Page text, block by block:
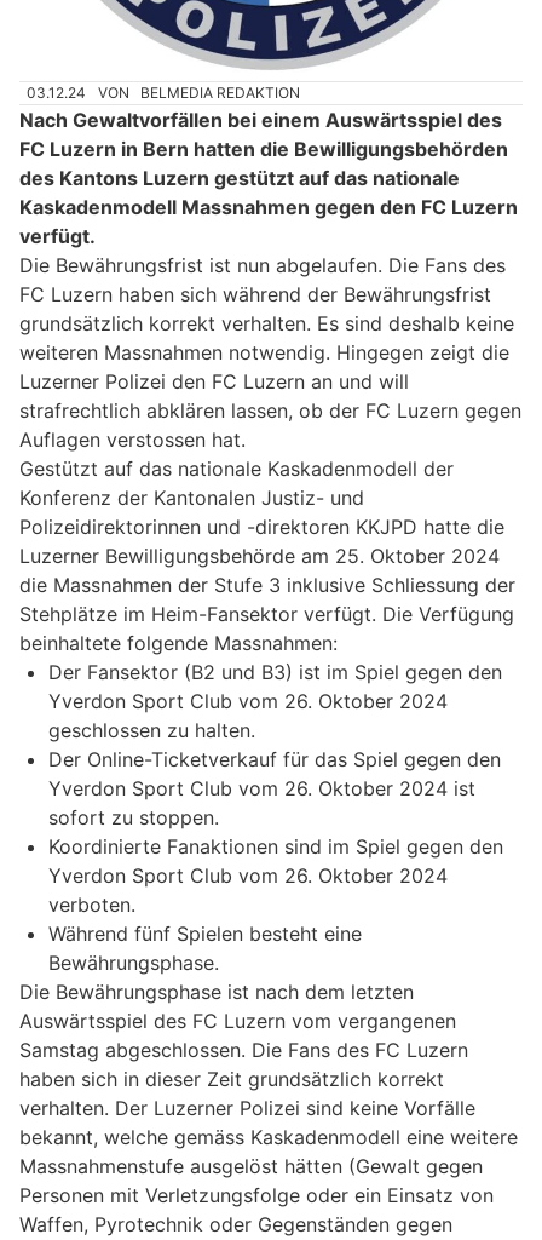
03.12.24 VON BELMEDIA REDAKTION
Nach Gewaltvorfällen bei einem Auswärtsspiel des
FC Luzern in Bern hatten die Bewilligungsbehörden
des Kantons Luzern gestützt auf das nationale
Kaskadenmodell Massnahmen gegen den FC Luzern
verfügt.
Die Bewährungsfrist ist nun abgelaufen. Die Fans des
FC Luzern haben sich während der Bewährungsfrist
grundsätzlich korrekt verhalten. Es sind deshalb keine
weiteren Massnahmen notwendig. Hingegen zeigt die
Luzerner Polizei den FC Luzern an und will
strafrechtlich abklären lassen, ob der FC Luzern gegen
Auflagen verstossen hat.
Gestützt auf das nationale Kaskadenmodell der
Konferenz der Kantonalen Justiz- und
Polizeidirektorinnen und -direktoren KKJPD hatte die
Luzerner Bewilligungsbehörde am 25. Oktober 2024
die Massnahmen der Stufe 3 inklusive Schliessung der
Stehplätze im Heim-Fansektor verfügt. Die Verfügung
beinhaltete folgende Massnahmen:
Der Fansektor (B2 und B3) ist im Spiel gegen den
Yverdon Sport Club vom 26. Oktober 2024
geschlossen zu halten.
Der Online-Ticketverkauf für das Spiel gegen den
Yverdon Sport Club vom 26. Oktober 2024 ist
sofort zu stoppen.
Koordinierte Fanaktionen sind im Spiel gegen den
Yverdon Sport Club vom 26. Oktober 2024
verboten.
Während fünf Spielen besteht eine
Bewährungsphase.
Die Bewährungsphase ist nach dem letzten
Auswärtsspiel des FC Luzern vom vergangenen
Samstag abgeschlossen. Die Fans des FC Luzern
haben sich in dieser Zeit grundsätzlich korrekt
verhalten. Der Luzerner Polizei sind keine Vorfälle
bekannt, welche gemäss Kaskadenmodell eine weitere
Massnahmenstufe ausgelöst hätten (Gewalt gegen
Personen mit Verletzungsfolge oder ein Einsatz von
Waffen, Pyrotechnik oder Gegenständen gegen